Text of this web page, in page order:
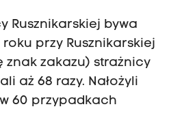
Rusznikarskiej bywa
przy Rusznikarskiej
znak zakazu) strażnicy
aż 68 razy. Nałożyli
60 przypadkach